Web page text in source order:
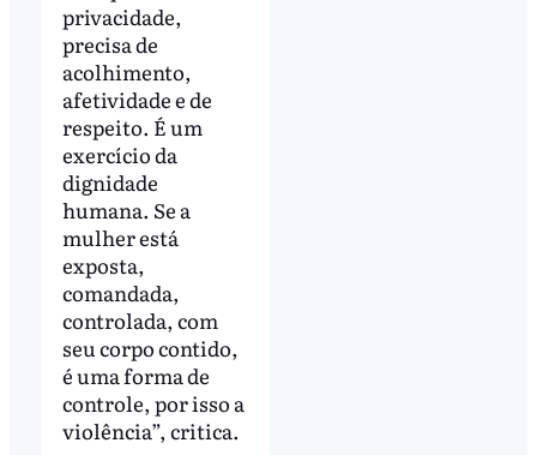
privacidade,
precisa de
acolhimento,
afetividade e de
respeito. É um
exercício da
dignidade
humana. Se a
mulher está
exposta,
comandada,
controlada, com
seu corpo contido,
é uma forma de
controle, por isso a
violência”, critica.